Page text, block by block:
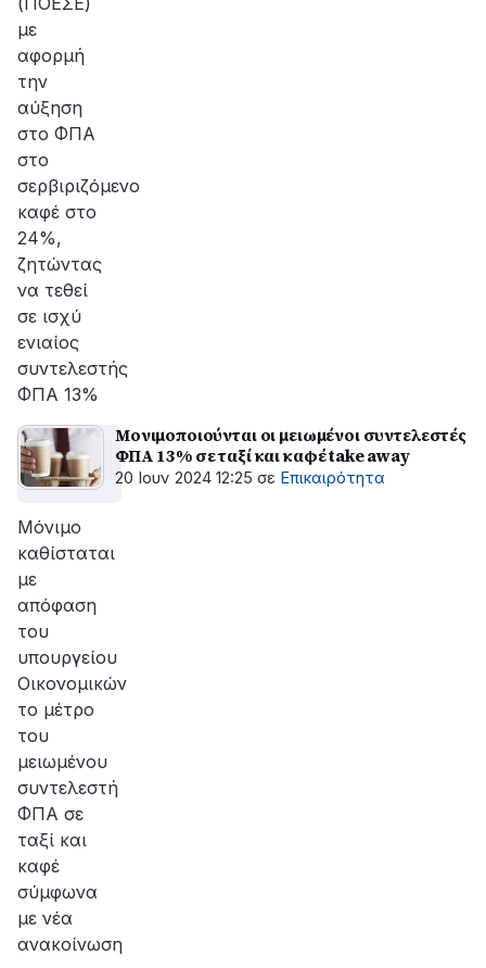
με
αφορμή
την
αύξηση
στο ΦΠΑ
στο
σερβιριζόμενο
καφέ στο
24%,
ζητώντας
να τεθεί
σε ισχύ
ενιαίος
συντελεστής
ΦΠΑ 13%
Μονιμοποιούνται οι μειωμένοι συντελεστές
ΦΠΑ 13% σε ταξί και καφέ take away
20 Ιουν 2024 12:25 σε Επικαιρότητα
Μόνιμο
καθίσταται
με
απόφαση
του
υπουργείου
Οικονομικών
το μέτρο
του
μειωμένου
συντελεστή
ΦΠΑ σε
ταξί και
καφέ
σύμφωνα
με νέα
ανακοίνωση